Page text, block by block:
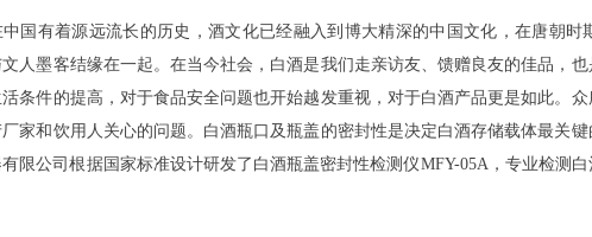
中国有着源远流长的历史，酒文化已经融入到博大精深的中国文化，在唐朝
人墨客结缘在一起。在当今社会，白酒是我们走亲访友、馈赠良友的佳品，
条件的提高，对于食品安全问题也开始越发重视，对于白酒产品更是如此。
家和饮用人关心的问题。白酒瓶口及瓶盖的密封性是决定白酒存储载体最关
限公司根据国家标准设计研发了白酒瓶盖密封性检测仪MFY-05A，专业检测